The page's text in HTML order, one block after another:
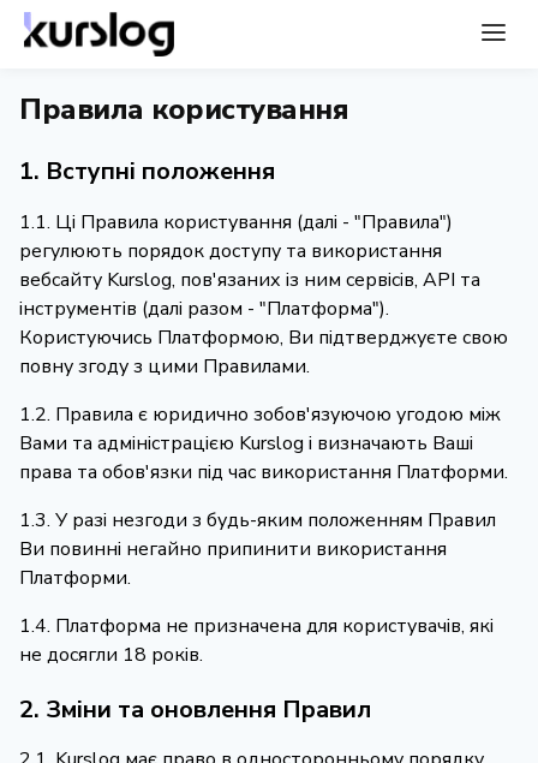
Правила користування
1. Вступні положення
1.1. Ці Правила користування (далі - "Правила")
регулюють порядок доступу та використання
вебсайту Kurslog, пов'язаних із ним сервісів, API та
інструментів (далі разом - "Платформа").
Користуючись Платформою, Ви підтверджуєте свою
повну згоду з цими Правилами.
1.2. Правила є юридично зобов'язуючою угодою між
Вами та адміністрацією Kurslog і визначають Ваші
права та обов'язки під час використання Платформи.
1.3. У разі незгоди з будь-яким положенням Правил
Ви повинні негайно припинити використання
Платформи.
1.4. Платформа не призначена для користувачів, які
не досягли 18 років.
2. Зміни та оновлення Правил